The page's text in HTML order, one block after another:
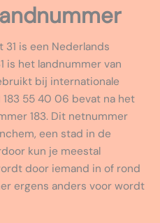
is een Nederlands
is het landnummer van
bij internationale
55 40 06 bevat na het
183. Dit netnummer
een stad in de
kun je meestal
door iemand in of rond
ergens anders voor wordt